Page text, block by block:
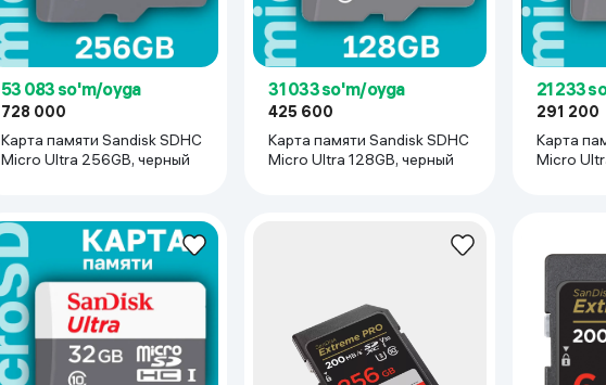
Virtual haqiqat ko'zoynaklari
Aqlli ko‘zoynaklar
53 083 so'm/oyga
728 000
Карта памяти Sandisk SDHC
Micro Ultra 256GB, черный
31 033 so'm/oyga
425 600
Карта памяти Sandisk SDHC
Micro Ultra 128GB, черный
21 233
291 200
Карта
Micro